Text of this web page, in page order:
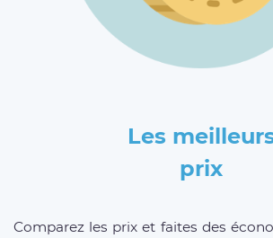
Les
prix
Comparez les prix et faites des